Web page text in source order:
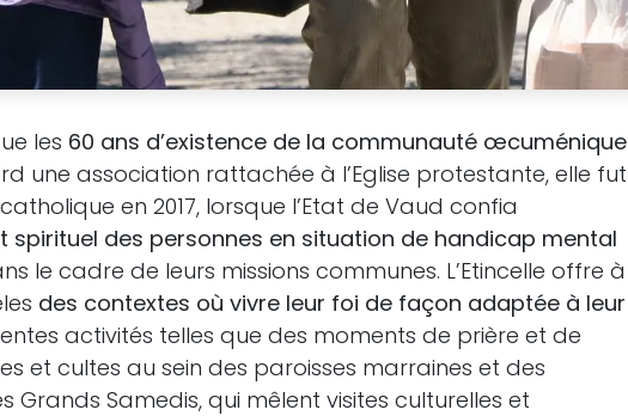
les 60 ans d’existence de la communauté œcuménique
une association rattachée à l’Eglise protestante, elle fut
en 2017, lorsque l’Etat de Vaud confia
spirituel des personnes en situation de handicap mental
le cadre de leurs missions communes. L’Etincelle offre à
des contextes où vivre leur foi de façon adaptée à leur
activités telles que des moments de prière et de
et cultes au sein des paroisses marraines et des
Grands Samedis, qui mêlent visites culturelles et